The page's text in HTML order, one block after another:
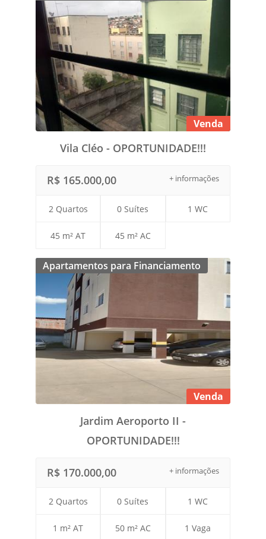
Venda
Vila Cléo - OPORTUNIDADE!!!
+ informações
R$ 165.000,00
2 Quartos 0 Suítes 1 WC
45 m² AT 45 m² AC
Apartamentos para Financiamento
Venda
Jardim Aeroporto II -
OPORTUNIDADE!!!
+ informações
R$ 170.000,00
2 Quartos 0 Suítes 1 WC
1 m² AT 50 m² AC 1 Vaga